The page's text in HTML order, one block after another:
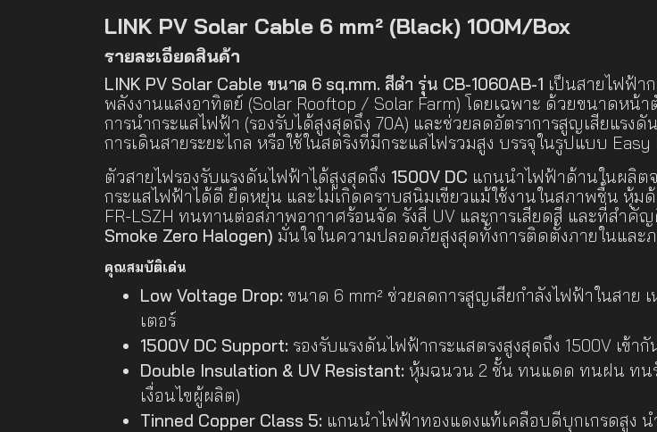
LINK PV Solar Cable 6 mm² (Black) 100M/Box
รายละเอียดสินค้า
LINK PV Solar Cable ขนาด 6 sq.mm. สีดำ รุ่น CB-1060AB-1 เป็นสายไฟฟ้า
พลังงานแสงอาทิตย์ (Solar Rooftop / Solar Farm) โดยเฉพาะ ด้วยขนาดหน้
การนำกระแสไฟฟ้า (รองรับได้สูงสุดถึง 70A) และช่วยลดอัตราการสูญเสียแรง
การเดินสายระยะไกล หรือใช้ในสตริงที่มีกระแสไฟรวมสูง บรรจุในรูปแบบ
ตัวสายไฟรองรับแรงดันไฟฟ้าได้สูงสุดถึง 1500V DC แกนนำไฟฟ้าด้านในผลิต
กระแสไฟฟ้าได้ดี ยืดหยุ่น และไม่เกิดคราบสนิมเขียวแม้ใช้งานในสภาพชื้น หุ้ม
FR-LSZH ทนทานต่อสภาพอากาศร้อนจัด รังสี UV และการเสียดสี และที่สำคั
Smoke Zero Halogen) มั่นใจในความปลอดภัยสูงสุดทั้งการติดตั้งภายในและ
คุณสมบัติเด่น
Low Voltage Drop: ขนาด 6 mm² ช่วยลดการสูญเสียกำลังไฟฟ้าในสาย
เตอร์
1500V DC Support: รองรับแรงดันไฟฟ้ากระแสตรงสูงสุดถึง 1500V เข้
Double Insulation & UV Resistant: หุ้มฉนวน 2 ชั้น ทนแดด ทนฝน ทนรั
เงื่อนไขผู้ผลิต)
Tinned Copper Class 5: แกนนำไฟฟ้าทองแดงแท้เคลือบดีบุกเกรดสูง น